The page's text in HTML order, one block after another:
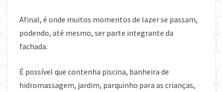
Afinal, é onde muitos momentos de lazer se passam,
podendo, até mesmo, ser parte integrante da
fachada.
É possível que contenha piscina, banheira de
hidromassagem, jardim, parquinho para as crianças,